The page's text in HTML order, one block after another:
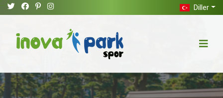
Diller